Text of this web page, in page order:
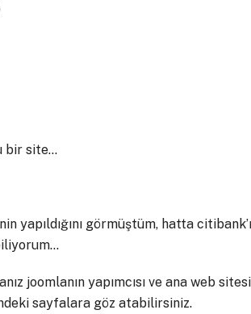
bir site…
yapıldığını görmüştüm, hatta
joomlanın yapımcısı ve ana web
sayfalara göz atabilirsiniz.